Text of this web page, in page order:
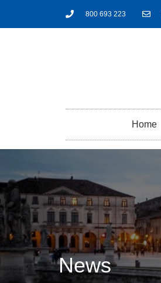
800 693 223
Home
News